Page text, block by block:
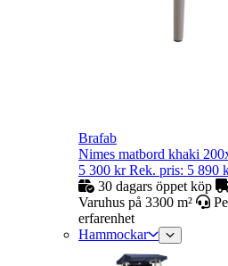
Brafab
Nimes matbord khaki
5 300 kr Rek. pris: 5 890
30 dagars öppet köp
Varuhus på 3300 m²
erfarenhet
Hammockar